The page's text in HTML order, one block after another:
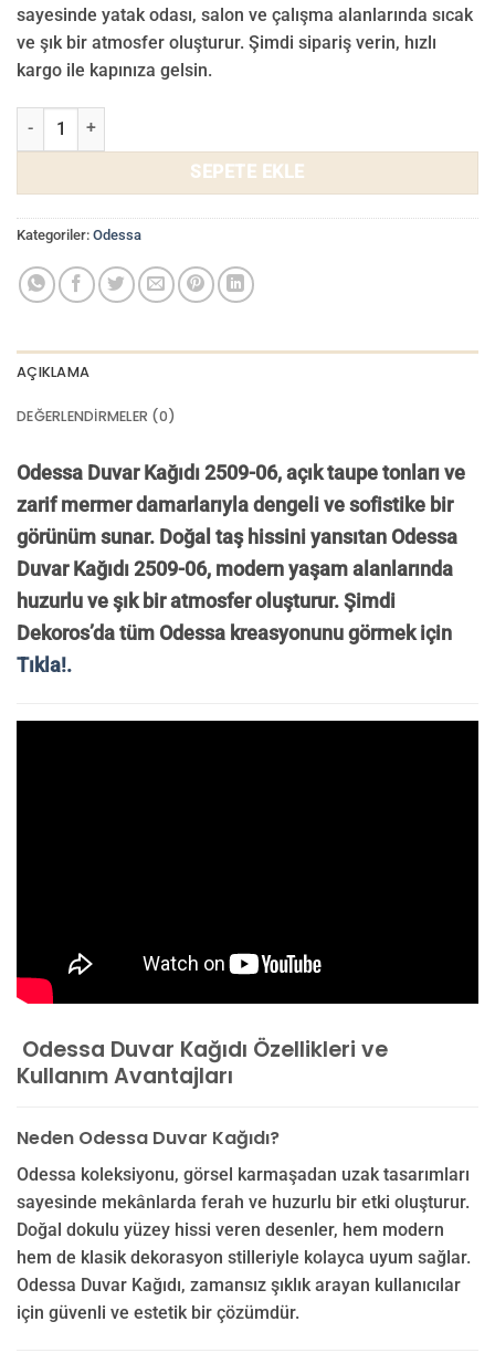
sayesinde yatak odası, salon ve çalışma alanlarında sıcak
ve şık bir atmosfer oluşturur. Şimdi sipariş verin, hızlı
kargo ile kapınıza gelsin.
Odessa Duvar Kağıdı 2509-06 adet
SEPETE EKLE
Kategoriler: Odessa
AÇIKLAMA
DEĞERLENDIRMELER (0)
Odessa Duvar Kağıdı 2509-06, açık taupe tonları ve
zarif mermer damarlarıyla dengeli ve sofistike bir
görünüm sunar. Doğal taş hissini yansıtan Odessa
Duvar Kağıdı 2509-06, modern yaşam alanlarında
huzurlu ve şık bir atmosfer oluşturur.Şimdi
Dekoros’da tüm Odessa kreasyonunu görmek için
Tıkla!.
Odessa Duvar Kağıdı Özellikleri ve
Kullanım Avantajları
Neden Odessa Duvar Kağıdı?
Odessa koleksiyonu, görsel karmaşadan uzak tasarımları
sayesinde mekânlarda ferah ve huzurlu bir etki oluşturur.
Doğal dokulu yüzey hissi veren desenler, hem modern
hem de klasik dekorasyon stilleriyle kolayca uyum sağlar.
Odessa Duvar Kağıdı, zamansız şıklık arayan kullanıcılar
için güvenli ve estetik bir çözümdür.